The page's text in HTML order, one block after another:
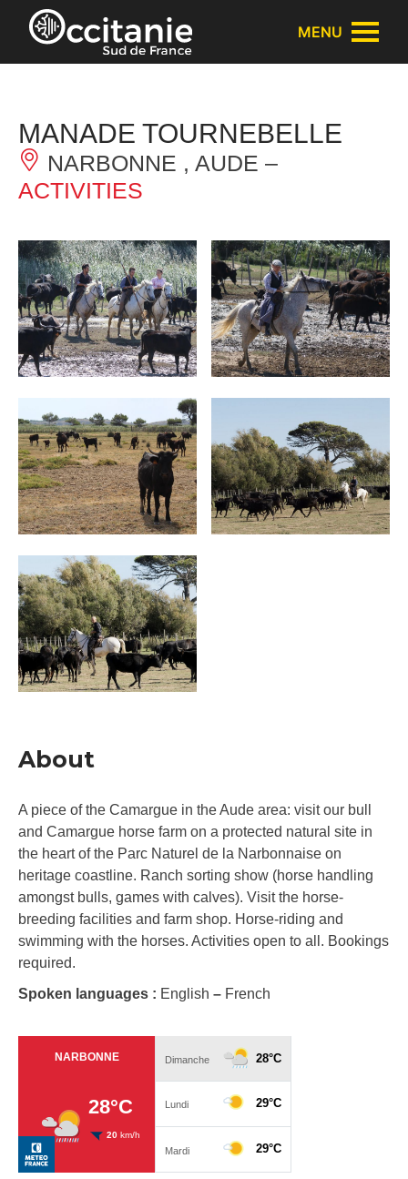
Cookies management panel
MENU
MANADE TOURNEBELLE
NARBONNE , AUDE –
ACTIVITIES
About
A piece of the Camargue in the Aude area: visit our bull
and Camargue horse farm on a protected natural site in
the heart of the Parc Naturel de la Narbonnaise on
heritage coastline. Ranch sorting show (horse handling
amongst bulls, games with calves). Visit the horse-
breeding facilities and farm shop. Horse-riding and
swimming with the horses. Activities open to all. Bookings
required.
Spoken languages : English – French